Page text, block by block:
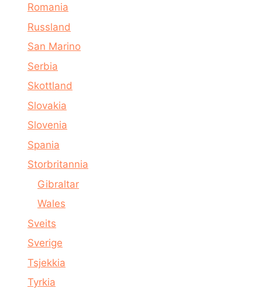
Romania
Russland
San Marino
Serbia
Skottland
Slovakia
Slovenia
Spania
Storbritannia
Gibraltar
Wales
Sveits
Sverige
Tsjekkia
Tyrkia